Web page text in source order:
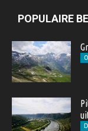
POPULAIRE